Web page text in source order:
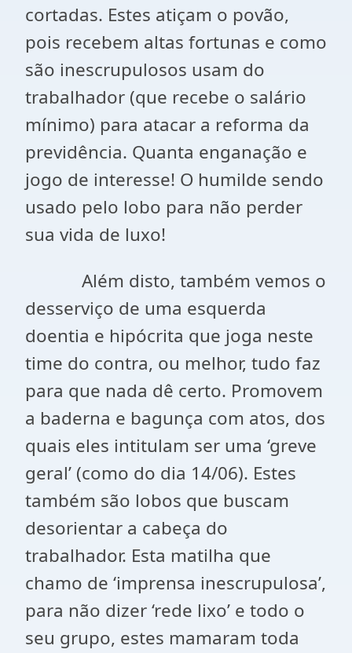
cortadas. Estes atiçam o povão,
pois recebem altas fortunas e como
são inescrupulosos usam do
trabalhador (que recebe o salário
mínimo) para atacar a reforma da
previdência. Quanta enganação e
jogo de interesse! O humilde sendo
usado pelo lobo para não perder
sua vida de luxo!
Além disto, também vemos o
desserviço de uma esquerda
doentia e hipócrita que joga neste
time do contra, ou melhor, tudo faz
para que nada dê certo. Promovem
a baderna e bagunça com atos, dos
quais eles intitulam ser uma ‘greve
geral’ (como do dia 14/06). Estes
também são lobos que buscam
desorientar a cabeça do
trabalhador. Esta matilha que
chamo de ‘imprensa inescrupulosa’,
para não dizer ‘rede lixo’ e todo o
seu grupo, estes mamaram toda